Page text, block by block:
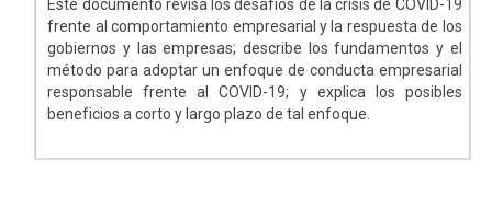
Este documento revisa los desafíos de la crisis de COVID-19
frente al comportamiento empresarial y la respuesta de los
gobiernos y las empresas; describe los fundamentos y el
método para adoptar un enfoque de conducta empresarial
responsable frente al COVID-19; y explica los posibles
beneficios a corto y largo plazo de tal enfoque.